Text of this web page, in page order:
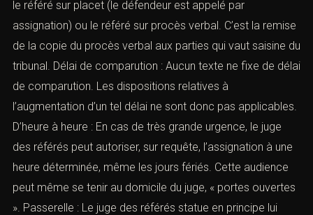
le référé sur placet (le défendeur est appelé par
assignation) ou le référé sur procès verbal. C’est la remise
de la copie du procès verbal aux parties qui vaut saisine du
tribunal. Délai de comparution : Aucun texte ne fixe de délai
de comparution. Les dispositions relatives à
l’augmentation d’un tel délai ne sont donc pas applicables.
D’heure à heure : En cas de très grande urgence, le juge
des référés peut autoriser, sur requête, l’assignation à une
heure déterminée, même les jours fériés. Cette audience
peut même se tenir au domicile du juge, « portes ouvertes
». Passerelle : Le juge des référés statue en principe lui